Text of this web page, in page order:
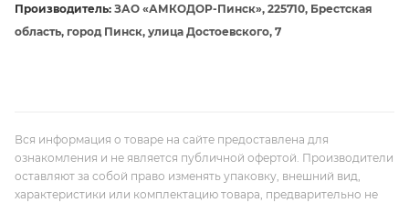
Производитель: ЗАО «АМКОДОР-Пинск», 225710, Брестская
область, город Пинск, улица Достоевского, 7
Вся информация о товаре на сайте предоставлена для
ознакомления и не является публичной офертой. Производители
оставляют за собой право изменять упаковку, внешний вид,
характеристики или комплектацию товара, предварительно не